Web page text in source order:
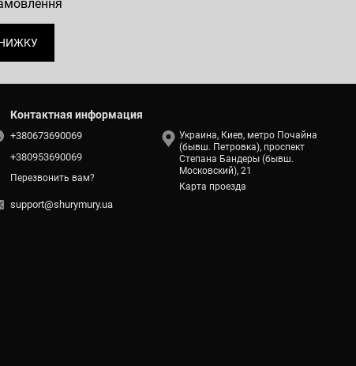
Контактная информация
+380673690069
+380953690069
Перезвонить вам?
support@shurymury.ua
Украина, Киев, метро Почайна
(бывш. Петровка), проспект
Степана Бандеры (бывш.
Московский), 21
Карта проезда